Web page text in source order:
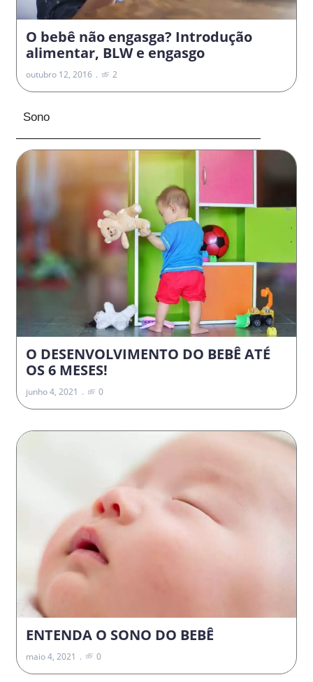
O bebê não engasga? Introdução
alimentar, BLW e engasgo
outubro 12, 2016 2
Sono
O DESENVOLVIMENTO DO BEBÊ ATÉ
OS 6 MESES!
junho 4, 2021 0
ENTENDA O SONO DO BEBÊ
maio 4, 2021 0